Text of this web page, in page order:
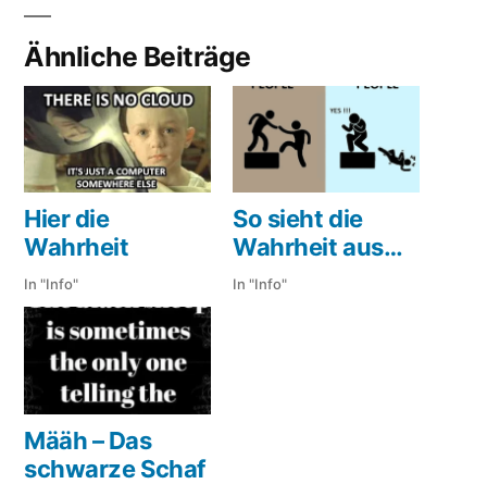
Ähnliche Beiträge
Hier die
Wahrheit
In "Info"
So sieht die
Wahrheit aus…
In "Info"
Määh – Das
schwarze Schaf